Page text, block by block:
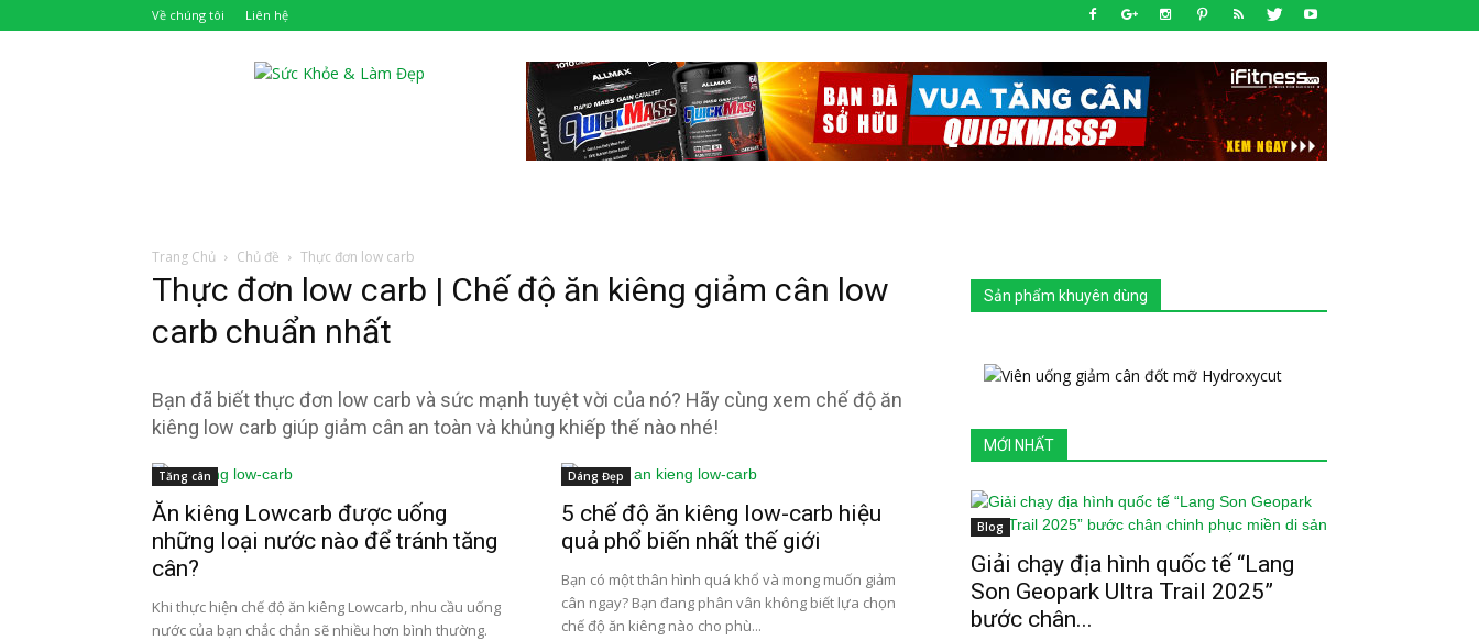
Về chúng tôi Liên hệ
Trang Chủ Chủ đề Thực đơn low carb
Thực đơn low carb | Chế độ ăn kiêng giảm cân low
carb chuẩn nhất
Bạn đã biết thực đơn low carb và sức mạnh tuyệt vời của nó? Hãy cùng xem chế độ ăn
kiêng low carb giúp giảm cân an toàn và khủng khiếp thế nào nhé!
Tăng cân
Ăn kiêng Lowcarb được uống
những loại nước nào để tránh tăng
cân?
Khi thực hiện chế độ ăn kiêng Lowcarb, nhu cầu uống
nước của bạn chắc chắn sẽ nhiều hơn bình thường.
Dáng Đẹp
5 chế độ ăn kiêng low-carb hiệu
quả phổ biến nhất thế giới
Bạn có một thân hình quá khổ và mong muốn giảm
cân ngay? Bạn đang phân vân không biết lựa chọn
chế độ ăn kiêng nào cho phù...
Sản phẩm khuyên dùng
MỚI NHẤT
Blog
Giải chạy địa hình quốc tế “Lang
Son Geopark Ultra Trail 2025”
bước chân...